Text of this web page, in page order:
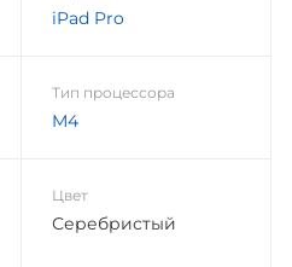
iPad Pro
Тип процессора
M4
Цвет
Серебристый